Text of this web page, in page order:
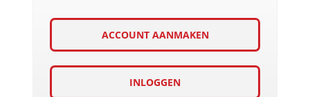
ACCOUNT AANMAKEN
INLOGGEN